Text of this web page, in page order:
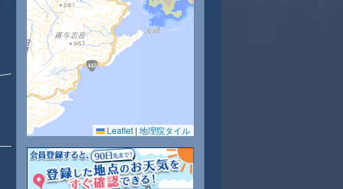
25 26 27
78 73 69 85
Leaflet | 地理院タイル